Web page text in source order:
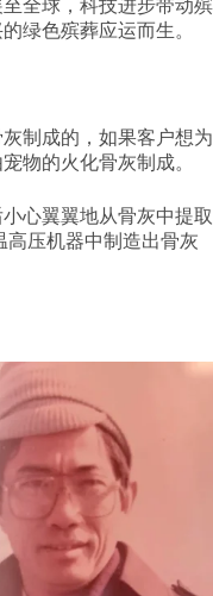
全球，科技进步带动殡
绿色殡葬应运而生。
制成的，如果客户想为
物的火化骨灰制成。
心翼翼地从骨灰中提取
高压机器中制造出骨灰